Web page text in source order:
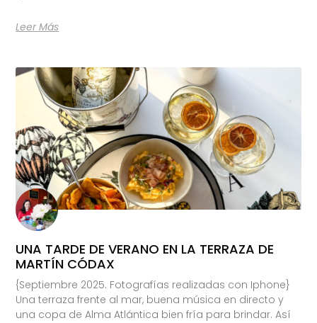
Leer Más
UNA TARDE DE VERANO EN LA TERRAZA DE
MARTÍN CÓDAX
{Septiembre 2025. Fotografías realizadas con Iphone}
Una terraza frente al mar, buena música en directo y
una copa de Alma Atlántica bien fría para brindar. Así